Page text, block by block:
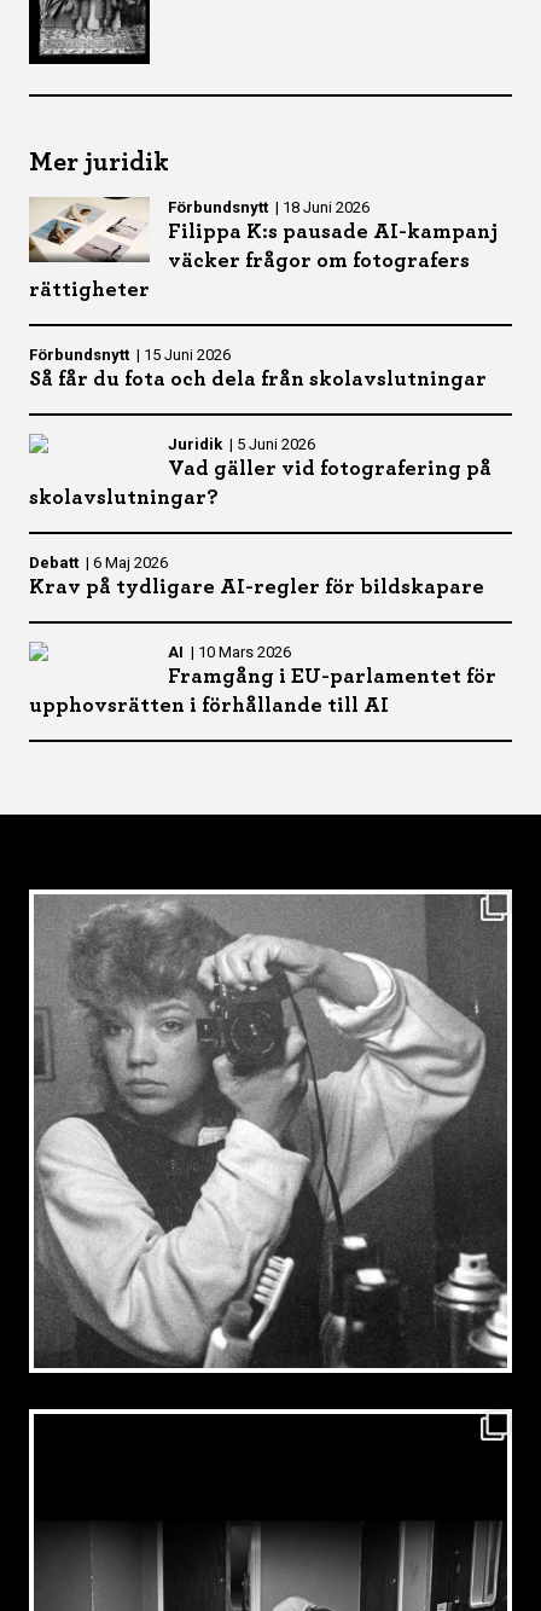
Mer juridik
Förbundsnytt | 18 Juni 2026
Filippa K:s pausade AI-kampanj
väcker frågor om fotografers
rättigheter
Förbundsnytt | 15 Juni 2026
Så får du fota och dela från skolavslutningar
Juridik | 5 Juni 2026
Vad gäller vid fotografering på
skolavslutningar?
Debatt | 6 Maj 2026
Krav på tydligare AI-regler för bildskapare
AI | 10 Mars 2026
Framgång i EU-parlamentet för
upphovsrätten i förhållande till AI